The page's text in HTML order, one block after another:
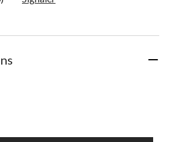
posée sur ce produit.